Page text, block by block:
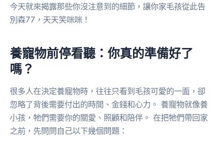
今天就來揭露那些你沒注意到的細節，讓你家毛孩從此告
別森77，天天笑咪咪！
養寵物前停看聽：你真的準備好了
嗎？
很多人在決定養寵物時，往往只看到毛孩可愛的一面，卻
忽略了背後需要付出的時間、金錢和心力。 養寵物就像養
小孩，牠們需要你的關愛、照顧和陪伴。 在把牠們帶回家
之前，先問問自己以下幾個問題：